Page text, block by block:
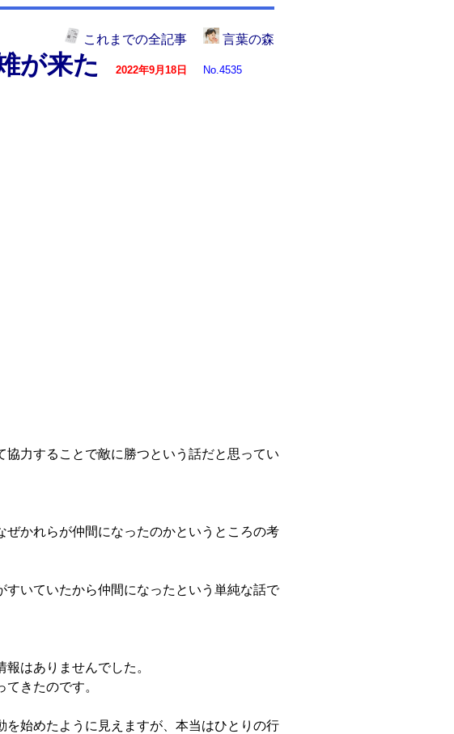
これまでの全記事 言葉の森
が来た 2022年9月18日 No.4535
力することで敵に勝つという話だと思ってい
かれらが仲間になったのかというところの考
いていたから仲間になったという単純な話で
はありませんでした。
きたのです。
始めたように見えますが、本当はひとりの行